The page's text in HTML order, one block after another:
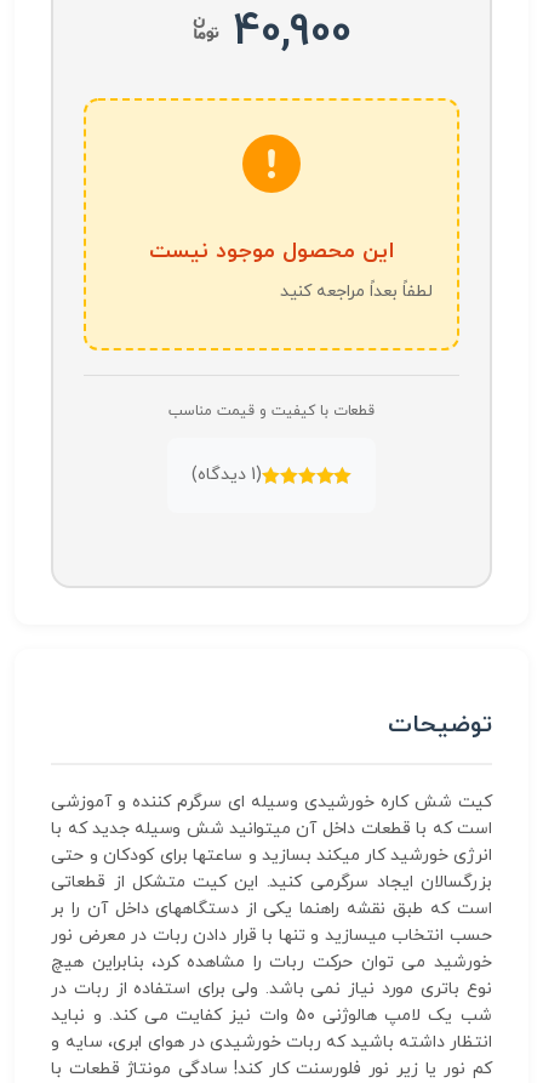
40,900
این محصول موجود نیست
لطفاً بعداً مراجعه کنید
قطعات با کیفیت و قیمت مناسب
(
1 دیدگاه)
توضیحات
کیت شش کاره خورشیدی وسیله ای سرگرم کننده و آموزشی
است که با قطعات داخل آن میتوانید شش وسیله جدید که با
انرژی خورشید کار میکند بسازید و ساعتها برای کودکان و حتی
بزرگسالان ایجاد سرگرمی کنید. این کیت متشکل از قطعاتی
است که طبق نقشه راهنما یکی از دستگاههای داخل آن را بر
حسب انتخاب میسازید و تنها با قرار دادن ربات در معرض نور
خورشید می توان حرکت ربات را مشاهده کرد، بنابراین هیچ
نوع باتری مورد نیاز نمی باشد. ولی برای استفاده از ربات در
شب یک لامپ هالوژنی ۵۰ وات نیز کفایت می کند. و نباید
انتظار داشته باشید که ربات خورشیدی در هوای ابری، سایه و
کم نور یا زیر نور فلورسنت کار کند! سادگی مونتاژ قطعات با